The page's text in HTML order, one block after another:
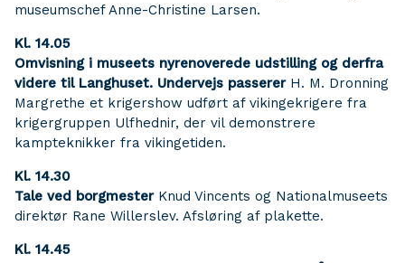
museumschef Anne-Christine Larsen.
Kl. 14.05
Omvisning i museets nyrenoverede udstilling og derfra
videre til Langhuset. Undervejs passerer H. M. Dronning
Margrethe et krigershow udført af vikingekrigere fra
krigergruppen Ulfhednir, der vil demonstrere
kampteknikker fra vikingetiden.
Kl. 14.30
Tale ved borgmester Knud Vincents og Nationalmuseets
direktør Rane Willerslev. Afsløring af plakette.
Kl. 14.45